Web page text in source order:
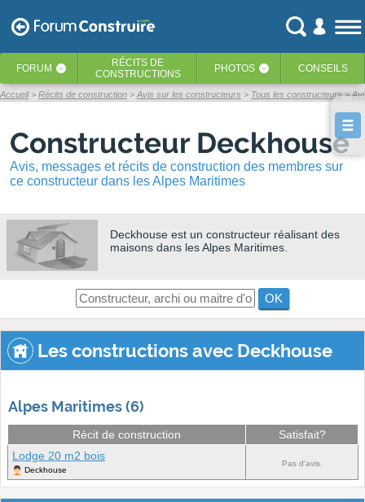
FORUM ‹ RÉCITS DE
CONSTRUCTIONS
PHOTOS ‹ CONSEILS
Accueil Récits de construction Avis sur les constructeurs Tous les constructeurs
Constructeur Deckhouse
Avis, messages et récits de construction des membres sur
ce constructeur dans les Alpes Maritimes
Deckhouse est un constructeur réalisant des
maisons dans les Alpes Maritimes.
OK
Les constructions avec Deckhouse
Alpes Maritimes (6)
Récit de construction
Satisfait?
Lodge 20 m2 bois
Deckhouse
Pas d'avis.